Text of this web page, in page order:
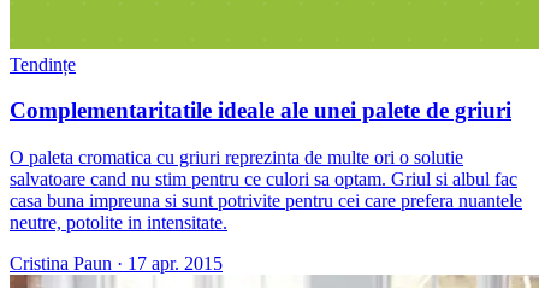
Tendințe
Complementaritatile ideale ale unei palete de griuri
O paleta cromatica cu griuri reprezinta de multe ori o solutie
salvatoare cand nu stim pentru ce culori sa optam. Griul si albul fac
casa buna impreuna si sunt potrivite pentru cei care prefera nuantele
neutre, potolite in intensitate.
Cristina Paun · 17 apr. 2015